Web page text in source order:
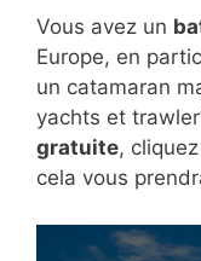
Vous avez un
Europe, en
un catamaran
yachts et
gratuite,
cela vous